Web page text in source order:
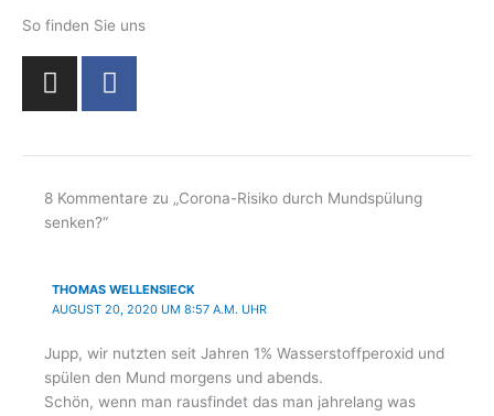
So finden Sie uns
I
n
t
g
r
m
F
a
e
o
-
f
8 Kommentare zu „Corona-Risiko durch Mundspülung
senken?“
THOMAS WELLENSIECK
AUGUST 20, 2020 UM 8:57 A.M. UHR
Jupp, wir nutzten seit Jahren 1% Wasserstoffperoxid und
spülen den Mund morgens und abends.
Schön, wenn man rausfindet das man jahrelang was